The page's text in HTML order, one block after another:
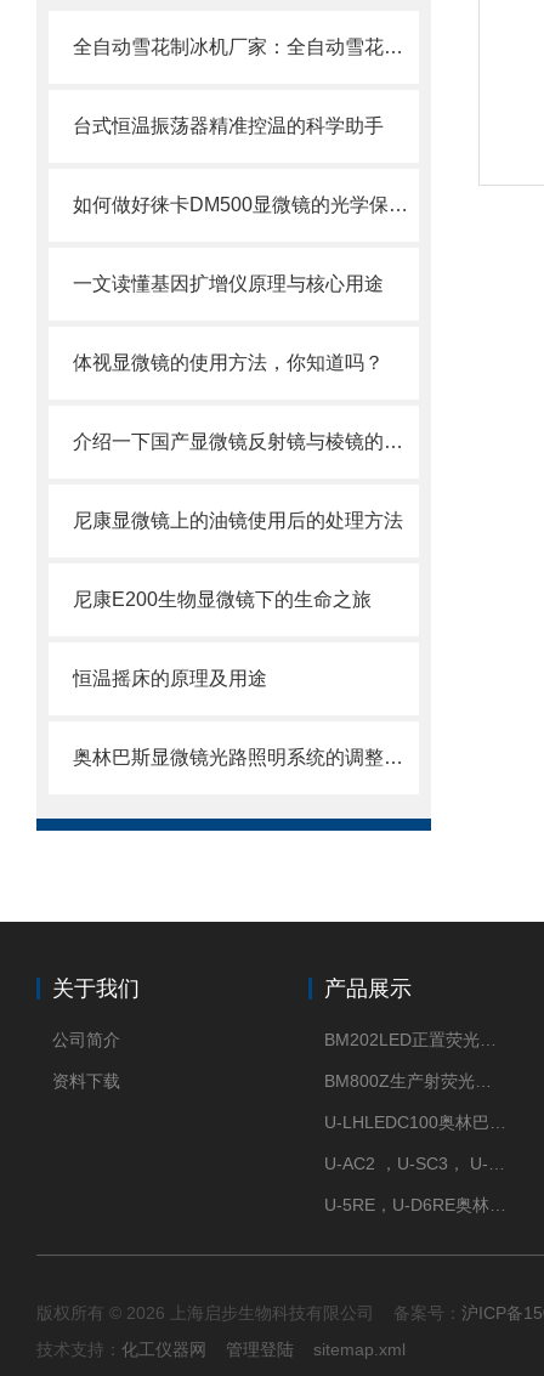
全自动雪花制冰机厂家：全自动雪花制冰机全部通过技术监督检验所测试
台式恒温振荡器精准控温的科学助手
如何做好徕卡DM500显微镜的光学保养？
一文读懂基因扩增仪原理与核心用途
体视显微镜的使用方法，你知道吗？
介绍一下国产显微镜反射镜与棱镜的调整方法
尼康显微镜上的油镜使用后的处理方法
尼康E200生物显微镜下的生命之旅
恒温摇床的原理及用途
奥林巴斯显微镜光路照明系统的调整有4项内容
关于我们
公司简介
资料下载
产品展示
版权所有 © 2026 上海启步生物科技有限公司 备案号： 沪ICP备
技术支持： 化工仪器网 管理登陆 sitemap.xml